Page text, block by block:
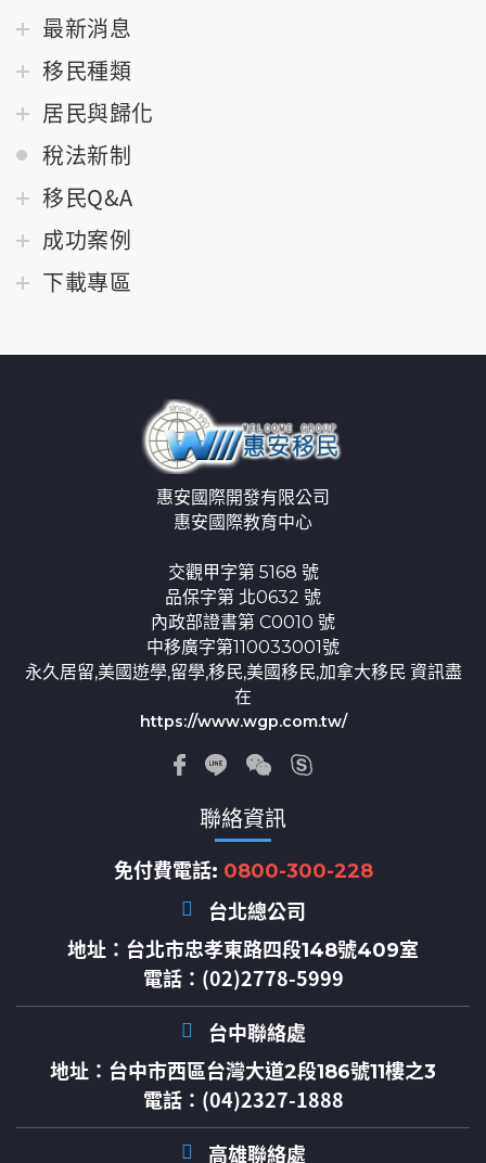
最新消息
移民種類
居民與歸化
稅法新制
移民Q&A
成功案例
下載專區
惠安國際開發有限公司
惠安國際教育中心
交觀甲字第 5168 號
品保字第 北0632 號
內政部證書第 C0010 號
中移廣字第110033001號
永久居留,美國遊學,留學,移民,美國移民,加拿大移民 資訊盡
在
https://www.wgp.com.tw/
聯絡資訊
免付費電話: 0800-300-228
台北總公司
地址： 台北市忠孝東路四段148號409室
電話：(02)2778-5999
台中聯絡處
地址： 台中市西區台灣大道2段186號11樓之3
電話：(04)2327-1888
高雄聯絡處